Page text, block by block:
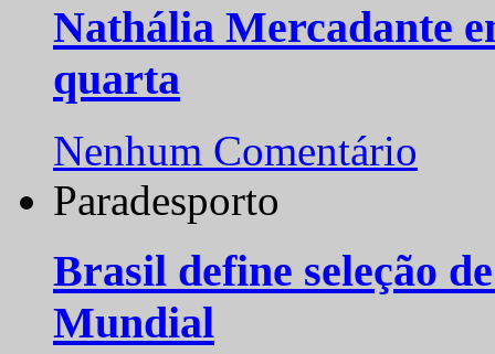
Nathália Mercadante
quarta
Nenhum Comentário
Paradesporto
Brasil define seleção
Mundial